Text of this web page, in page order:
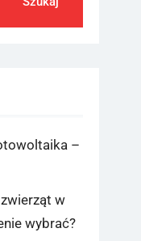
–
w
wybrać?